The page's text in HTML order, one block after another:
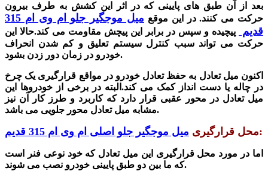
بعد از آن طبق های پایینی که در اثر این کشش به طرف بیرون
حرکت می کنند. در این موقع
میل موجگیر جلو ام وی ام 315
قدیم
پیچیده و سپس در برابر این پیچش مقاومت می کند.حالا این
حرکت می تواند سبب کنترل سیستم تعلیق و کم شدن انحراف
خودرو در زمان دور زدن بشود.
اکنون میل تعادل به حفظ تعادل خودرو در مواقع قرارگیری یک چرخ
در چاله یا دست انداز کمک می کند.البته در برخی از خودروها این
میل تعادل در محور عقبی قرار دارد که کاربرد و طرز کار آن نیز
مشابه میل تعادل محور جلویی می باشد .
محل قرارگیری میل موجگیر جلو اصلی ام وی ام 315 قدیم :
اما در مورد محل قرارگیری این میل تعادل که خود نوعی فنر است
که ما بین دو طبق پایینی خودرو نصب می شوند.